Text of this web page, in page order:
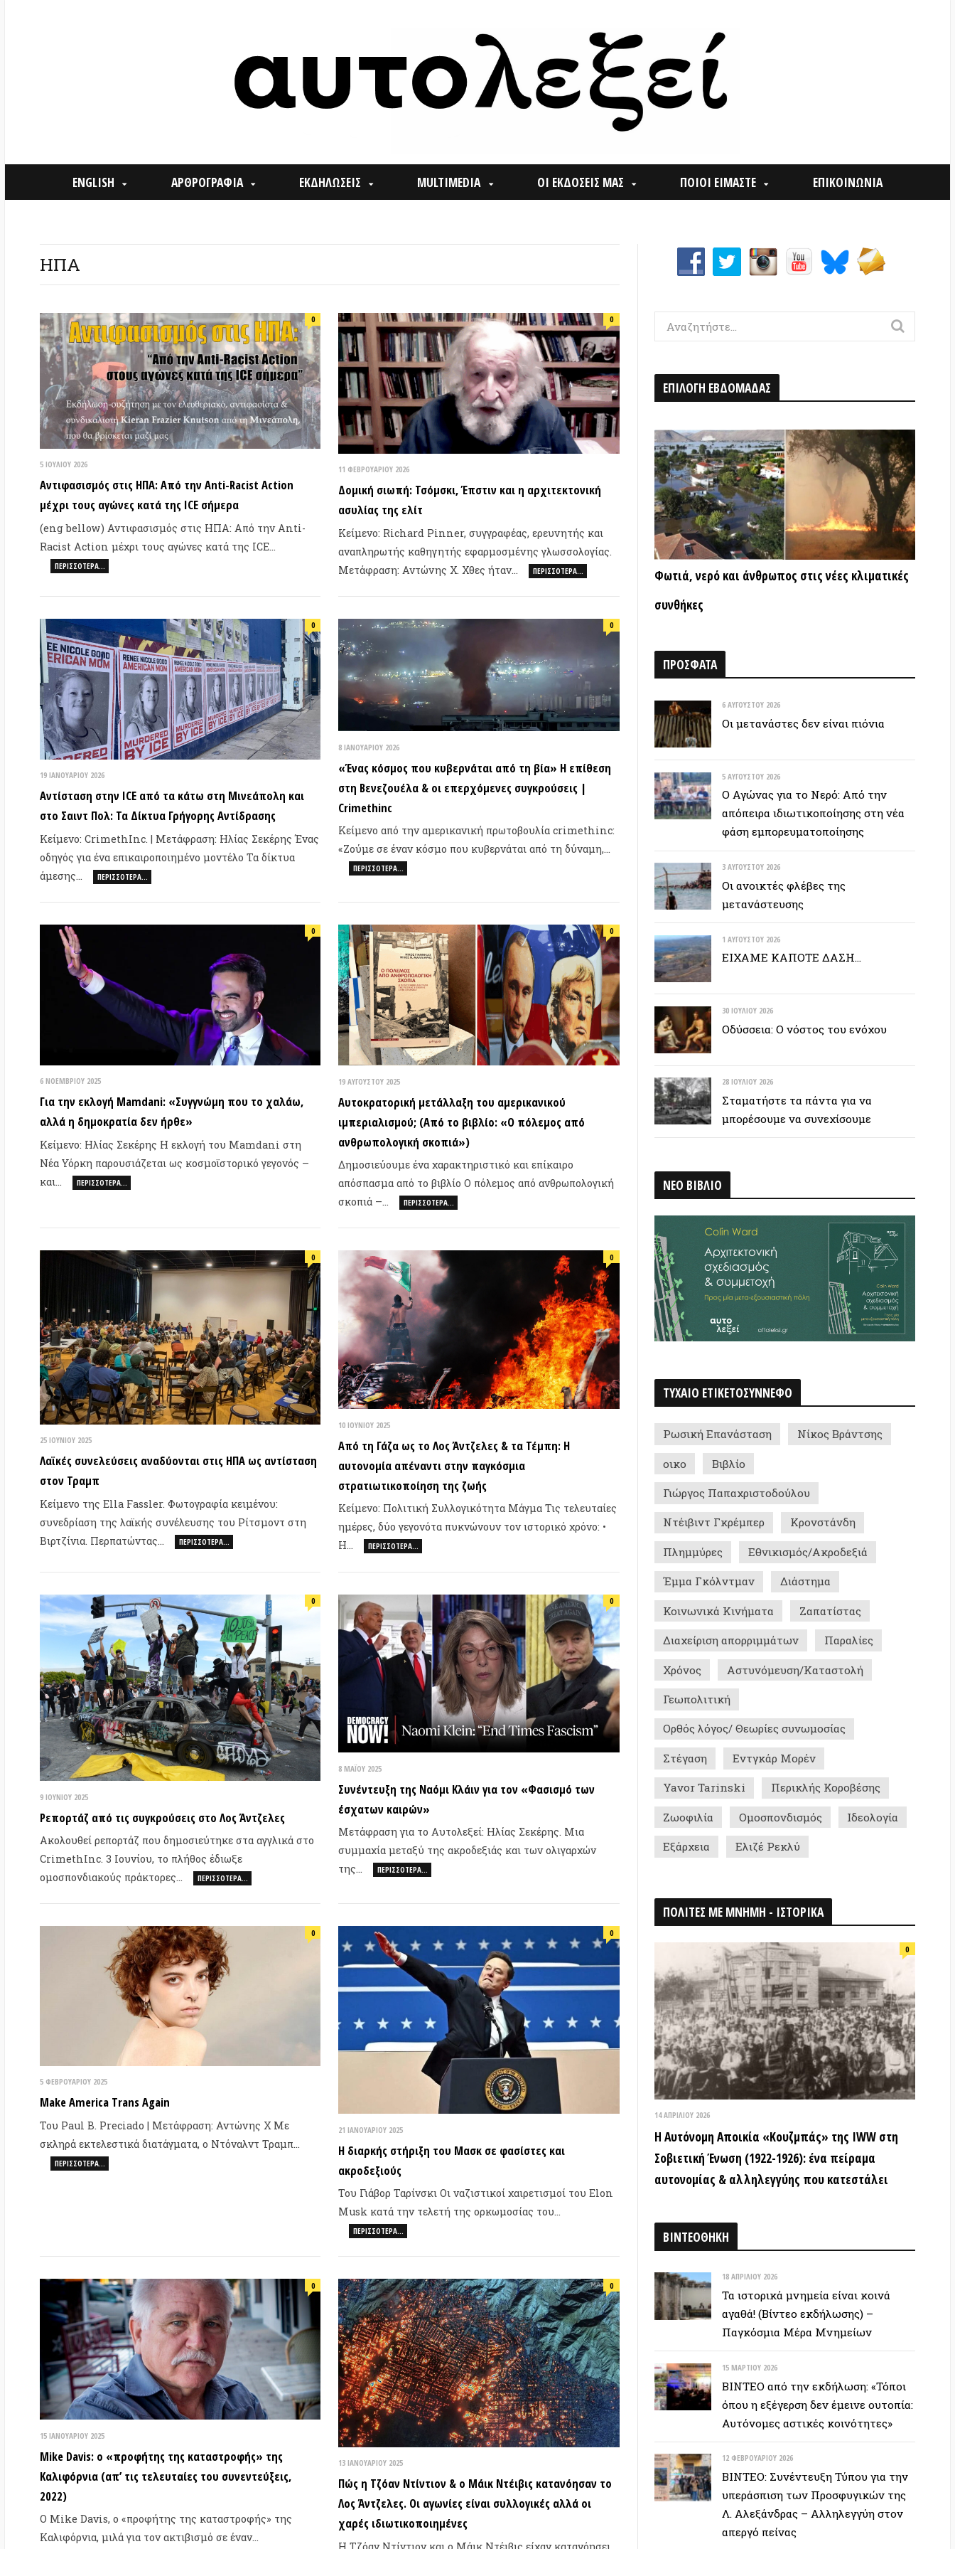
ENGLISH ΑΡΘΡΟΓΡΑΦΙΑ ΕΚΔΗΛΩΣΕΙΣ MULTIMEDIA ΟΙ ΕΚΔΟΣΕΙΣ ΜΑΣ ΠΟΙΟΙ ΕΙΜΑΣΤΕ ΕΠΙΚΟΙΝΩΝΙΑ
ΗΠΑ
5 ΙΟΥΛΊΟΥ 2026
Αντιφασισμός στις ΗΠΑ: Από την Anti-Racist Action
μέχρι τους αγώνες κατά της ICE σήμερα
(eng bellow) Αντιφασισμός στις ΗΠΑ: Από την Anti-
Racist Action μέχρι τους αγώνες κατά της ICE…
ΠΕΡΙΣΣΌΤΕΡΑ…
11 ΦΕΒΡΟΥΑΡΊΟΥ 2026
Δομική σιωπή: Τσόμσκι, Έπστιν και η αρχιτεκτονική
Κείμενο: Richard Pinner, συγγραφέας, ερευνητής και
αναπληρωτής καθηγητής εφαρμοσμένης γλωσσολογίας.
Μετάφραση: Αντώνης Χ. Χθες ήταν…
19 ΙΑΝΟΥΑΡΊΟΥ 2026
Αντίσταση στην ICE από τα κάτω στη Μινεάπολη και
στο Σαιντ Πολ: Τα Δίκτυα Γρήγορης Αντίδρασης
Κείμενο: CrimethInc. | Μετάφραση: Ηλίας Σεκέρης Ένας
οδηγός για ένα επικαιροποιημένο μοντέλο Τα δίκτυα
άμεσης… ΠΕΡΙΣΣΌΤΕΡΑ…
8 ΙΑΝΟΥΑΡΊΟΥ 2026
0
«Ένας κόσμος που κυβερνάται από τη βία» Η επίθεση
στη Βενεζουέλα & οι επερχόμενες συγκρούσεις |
Crimethinc
Κείμενο από την αμερικανική πρωτοβουλία crimethinc:
«Ζούμε σε έναν κόσμο που κυβερνάται από τη δύναμη,…
ΠΕΡΙΣΣΌΤΕΡΑ…
6 ΝΟΕΜΒΡΊΟΥ 2025
0
Για την εκλογή Mamdani: «Συγγνώμη που το χαλάω,
αλλά η δημοκρατία δεν ήρθε»
Κείμενο: Ηλίας Σεκέρης Η εκλογή του Mamdani στη
Νέα Υόρκη παρουσιάζεται ως κοσμοϊστορικό γεγονός –
19 ΑΥΓΟΎΣΤΟΥ 2025
Aυτοκρατορική μετάλλαξη του αμερικανικού
ιμπεριαλισμού; (Από το βιβλίο: «Ο πόλεμος από
ανθρωπολογική σκοπιά»)
Δημοσιεύουμε ένα χαρακτηριστικό και επίκαιρο
25 ΙΟΥΝΊΟΥ 2025
Λαϊκές συνελεύσεις αναδύονται στις ΗΠΑ ως αντίσταση
στον Τραμπ
Κείμενο της Ella Fassler. Φωτογραφία κειμένου:
συνεδρίαση της λαϊκής συνέλευσης του Ρίτσμοντ στη
Βιρτζίνια. Περπατώντας…
ΠΕΡΙΣΣΌΤΕΡΑ…
10 ΙΟΥΝΊΟΥ 2025
Από τη Γάζα ως το Λος Άντζελες & τα Τέμπη: Η
αυτονομία απέναντι στην παγκόσμια
στρατιωτικοποίηση της ζωής
Κείμενο: Πολιτική Συλλογικότητα Μάγμα Τις τελευταίες
ημέρες, δύο γεγονότα πυκνώνουν τον ιστορικό χρόνο: •
Η… ΠΕΡΙΣΣΌΤΕΡΑ…
9 ΙΟΥΝΊΟΥ 2025
Ρεπορτάζ από τις συγκρούσεις στο Λος Άντζελες
Ακολουθεί ρεπορτάζ που δημοσιεύτηκε στα αγγλικά στο
CrimethInc. 3 Ιουνίου, το πλήθος έδιωξε
ομοσπονδιακούς πράκτορες…
ΠΕΡΙΣΣΌΤΕΡΑ…
8 ΜΑΪ́ΟΥ 2025
0
Συνέντευξη της Ναόμι Κλάιν για τον «Φασισμό των
έσχατων καιρών»
Μετάφραση για το Αυτολεξεί: Ηλίας Σεκέρης. Μια
συμμαχία μεταξύ της ακροδεξιάς και των ολιγαρχών
της…
0
Make America Trans Again
Του Paul B. Preciado | Μετάφραση: Αντώνης Χ Με
σκληρά εκτελεστικά διατάγματα, ο Ντόναλντ Τραμπ…
21 ΙΑΝΟΥΑΡΊΟΥ 2025
0
Η διαρκής στήριξη του Μασκ σε φασίστες και
ακροδεξιούς
Του Γιάβορ Ταρίνσκι Οι ναζιστικοί χαιρετισμοί του Elon
Musk κατά την τελετή της ορκωμοσίας του…
ΠΕΡΙΣΣΌΤΕΡΑ…
Ο Mike Davis, ο «προφήτης της καταστροφής» της
Καλιφόρνια, μιλά για τον ακτιβισμό σε έναν…
ΠΕΡΙΣΣΌΤΕΡΑ…
13 ΙΑΝΟΥΑΡΊΟΥ 2025
Πώς η Τζόαν Ντίντιον & ο Μάικ Ντέιβις κατανόησαν το
χαρές ιδιωτικοποιημένες
Η Τζόαν Ντίντιον και ο Μάικ Ντέιβις είχαν κατανόησει
το Λος Άντζελες μέσα από τις…
ΠΕΡΙΣΣΌΤΕΡΑ…
0
3 ΝΟΕΜΒΡΊΟΥ 2024
0
Πέρα από τους Προέδρους: Οι εκλογές και η ακροδεξιά
ΕΠΙΛΟΓΗ ΕΒΔΟΜΑΔΑΣ
Φωτιά, νερό και άνθρωπος στις νέες κλιματικές
συνθήκες
Οι μετανάστες δεν είναι πιόνια
5 ΑΥΓΟΎΣΤΟΥ 2026
Ο Αγώνας για το Νερό: Από την
απόπειρα ιδιωτικοποίησης στη νέα
3 ΑΥΓΟΎΣΤΟΥ 2026
Οι ανοικτές φλέβες της
μετανάστευσης
1 ΑΥΓΟΎΣΤΟΥ 2026
ΕΙΧΑΜΕ ΚΑΠΟΤΕ ΔΑΣΗ…
Οδύσσεια: Ο νόστος του ενόχου
28 ΙΟΥΛΊΟΥ 2026
Σταματήστε τα πάντα για να
μπορέσουμε να συνεχίσουμε
ΝΕΟ ΒΙΒΛΙΟ
ΤΥΧΑΙΟ ΕΤΙΚΕΤΟΣΥΝΝΕΦΟ
Ρωσική Επανάσταση Νίκος Βράντσης
οικο Βιβλίο
Γιώργος Παπαχριστοδούλου
Ντέιβιντ Γκρέμπερ Κρονστάνδη
Πλημμύρες Εθνικισμός/Ακροδεξιά
Έμμα Γκόλντμαν Διάστημα
Κοινωνικά Κινήματα Ζαπατίστας
Διαχείριση απορριμμάτων Παραλίες
Χρόνος Αστυνόμευση/Καταστολή
Γεωπολιτική
Στέγαση Εντγκάρ Μορέν
Yavor Tarinski Περικλής Κοροβέσης
Ζωοφιλία Ομοσπονδισμός Ιδεολογία
Εξάρχεια Ελιζέ Ρεκλύ
ΠΟΛΙΤΕΣ ΜΕ ΜΝΗΜΗ - ΙΣΤΟΡΙΚΑ
0
Η Αυτόνομη Αποικία «Κουζμπάς» της IWW στη
Σοβιετική Ένωση (1922-1926): ένα πείραμα
αυτονομίας & αλληλεγγύης που κατεστάλει
ΒΙΝΤΕΟΘΗΚΗ
18 ΑΠΡΙΛΊΟΥ 2026
Τα ιστορικά μνημεία είναι κοινά
αγαθά! (Βίντεο εκδήλωσης) –
Παγκόσμια Μέρα Μνημείων
15 ΜΑΡΤΊΟΥ 2026
ΒΙΝΤΕΟ από την εκδήλωση: «Τόποι
όπου η εξέγερση δεν έμεινε ουτοπία:
Λ. Αλεξάνδρας – Αλληλεγγύη στον
απεργό πείνας
ΣΥΝΕΝΤΕΥΞΕΙΣ
28 ΙΟΥΝΊΟΥ 2026
Colin Ward: Ο σπόρος κάτω απο το
χιόνι (Autonomedia, 2001)
15 ΙΟΥΝΊΟΥ 2026
Συνέντευξη Zygmunt Bauman: Η
ρευστή νεωτερικότητα
(Autonomedia, 2001)